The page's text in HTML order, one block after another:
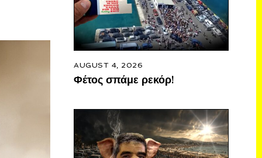
AUGUST 4, 2026
Φέτος σπάμε ρεκόρ!